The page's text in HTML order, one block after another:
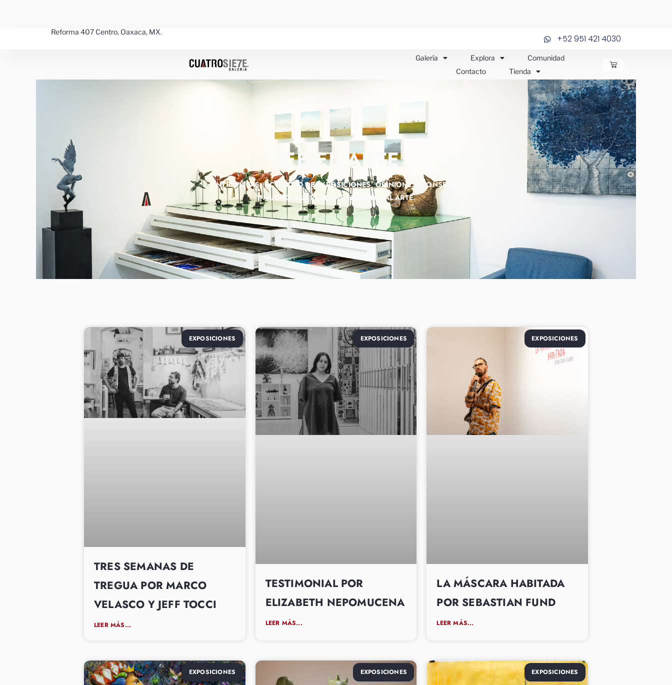
Reforma 407 Centro, Oaxaca, MX.
+52 951 421 4030
Galería Explora
Comunidad
Contacto
Tienda CARRITO
LEE EL ARTE
ENTREVISTAS, ACTIVIDAD DE EXPOSICIONES, OPINIONES, CONSEJOS
Y MUCHO QUE PLATICAR ENTORNO AL ARTE.
EXPOSICIONES
TRES SEMANAS DE
TREGUA POR MARCO
VELASCO Y JEFF TOCCI
LEER MÁS...
EXPOSICIONES
TESTIMONIAL POR
ELIZABETH NEPOMUCENA
LEER MÁS...
EXPOSICIONES
LA MÁSCARA HABITADA
POR SEBASTIAN FUND
LEER MÁS...
EXPOSICIONES EXPOSICIONES EXPOSICIONES